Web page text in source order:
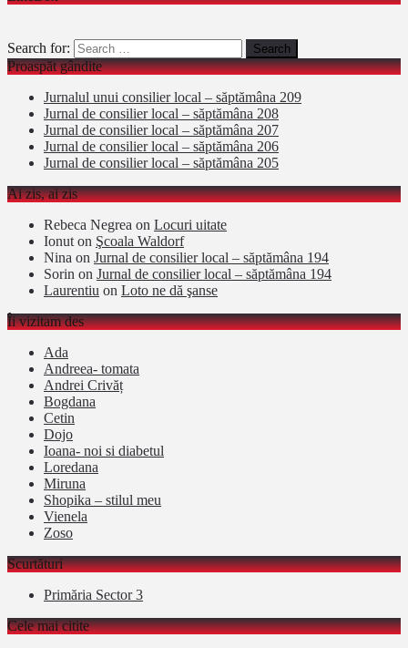
Search for:
Proaspăt gândite
Jurnalul unui consilier local – săptămâna 209
Jurnal de consilier local – săptămâna 208
Jurnal de consilier local – săptămâna 207
Jurnal de consilier local – săptămâna 206
Jurnal de consilier local – săptămâna 205
Ai zis, ai zis
Rebeca Negrea on Locuri uitate
Ionut on Şcoala Waldorf
Nina on Jurnal de consilier local – săptămâna 194
Sorin on Jurnal de consilier local – săptămâna 194
Laurentiu on Loto ne dă şanse
Îi vizitam des
Ada
Andreea- tomata
Andrei Crivăț
Bogdana
Cetin
Dojo
Ioana- noi si diabetul
Loredana
Miruna
Shopika – stilul meu
Vienela
Zoso
Scurtături
Primăria Sector 3
Cele mai citite